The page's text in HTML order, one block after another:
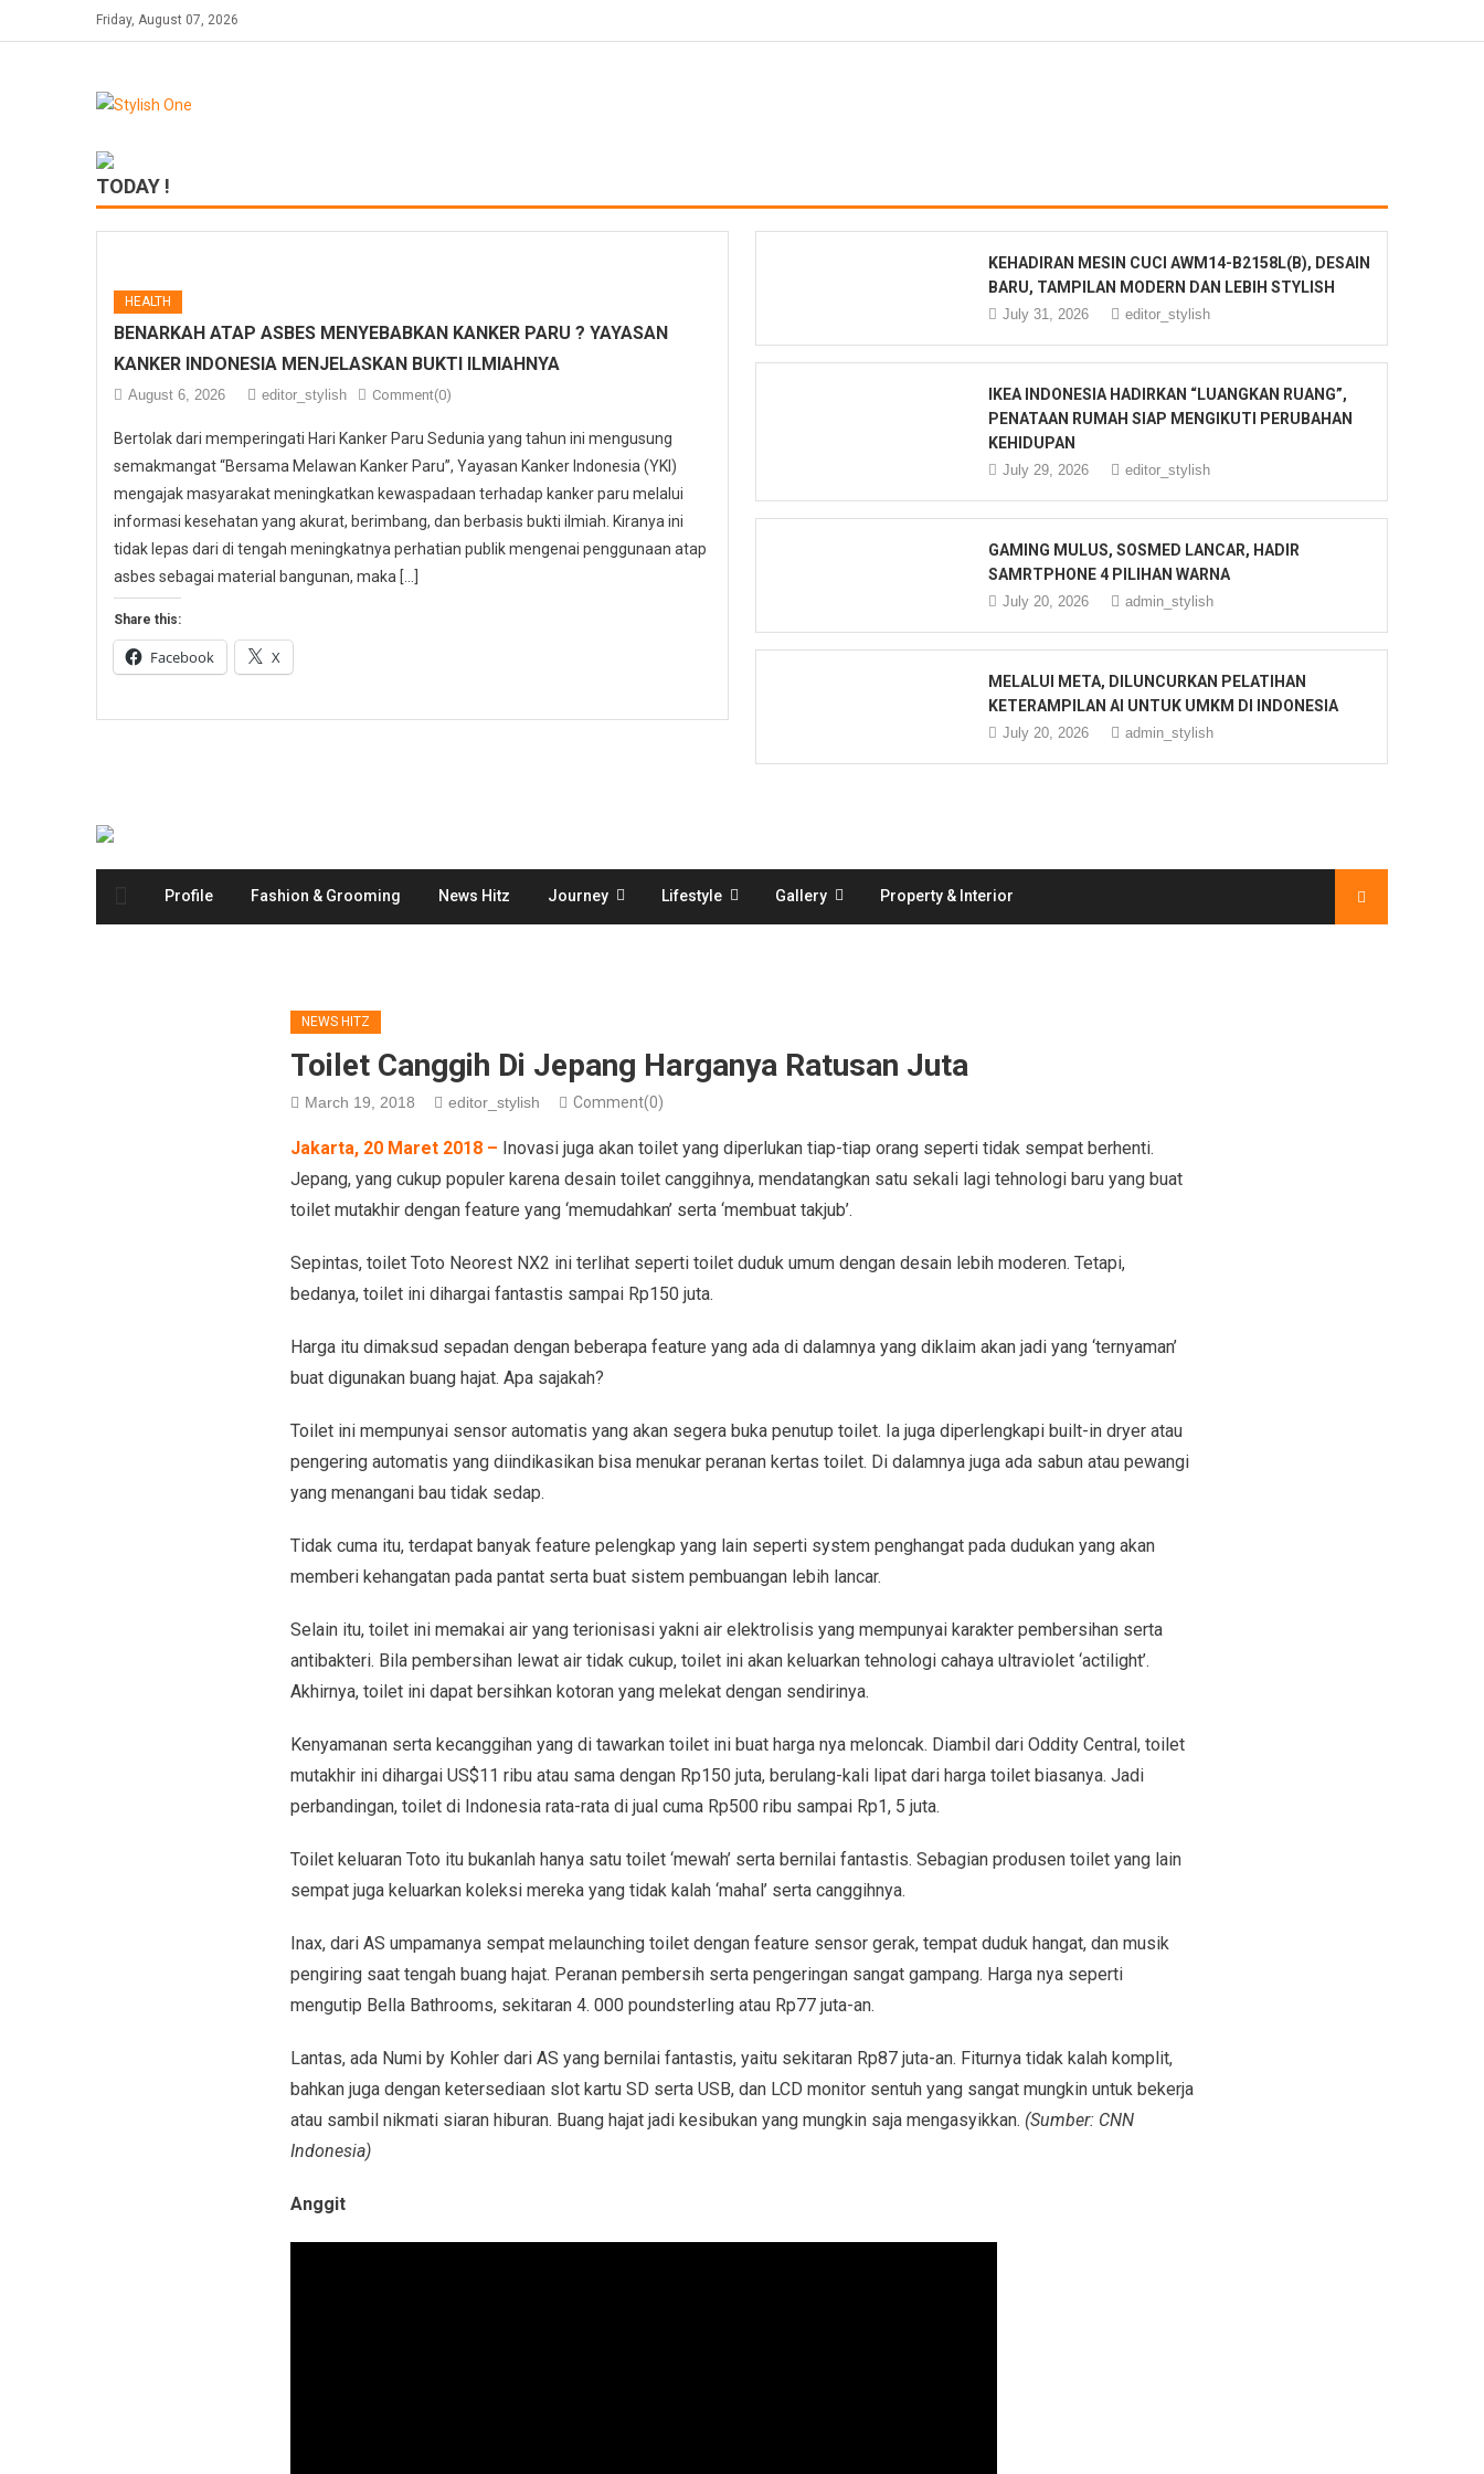
to
Friday, August 07, 2026
TODAY !
HEALTH
BENARKAH ATAP ASBES MENYEBABKAN KANKER PARU ? YAYASAN
KANKER INDONESIA MENJELASKAN BUKTI ILMIAHNYA
August 6, 2026 editor_stylish Comment(0)
Bertolak dari memperingati Hari Kanker Paru Sedunia yang tahun ini mengusung
semakmangat “Bersama Melawan Kanker Paru”, Yayasan Kanker Indonesia (YKI)
mengajak masyarakat meningkatkan kewaspadaan terhadap kanker paru melalui
informasi kesehatan yang akurat, berimbang, dan berbasis bukti ilmiah. Kiranya ini
tidak lepas dari di tengah meningkatnya perhatian publik mengenai penggunaan atap
asbes sebagai material bangunan, maka […]
Share this:
Facebook X
KEHADIRAN MESIN CUCI AWM14-B2158L(B), DESAIN
BARU, TAMPILAN MODERN DAN LEBIH STYLISH
July 31, 2026 editor_stylish
IKEA INDONESIA HADIRKAN “LUANGKAN RUANG”,
PENATAAN RUMAH SIAP MENGIKUTI PERUBAHAN
KEHIDUPAN
July 29, 2026 editor_stylish
GAMING MULUS, SOSMED LANCAR, HADIR
SAMRTPHONE 4 PILIHAN WARNA
July 20, 2026 admin_stylish
MELALUI META, DILUNCURKAN PELATIHAN
KETERAMPILAN AI UNTUK UMKM DI INDONESIA
July 20, 2026 admin_stylish
Profile Fashion & Grooming News Hitz Journey Lifestyle Gallery Property & Interior
NEWS HITZ
Toilet Canggih Di Jepang Harganya Ratusan Juta
March 19, 2018 editor_stylish Comment(0)
Jakarta, 20 Maret 2018 – Inovasi juga akan toilet yang diperlukan tiap-tiap orang seperti tidak sempat berhenti.
Jepang, yang cukup populer karena desain toilet canggihnya, mendatangkan satu sekali lagi tehnologi baru yang buat
toilet mutakhir dengan feature yang ‘memudahkan’ serta ‘membuat takjub’.
Sepintas, toilet Toto Neorest NX2 ini terlihat seperti toilet duduk umum dengan desain lebih moderen. Tetapi,
bedanya, toilet ini dihargai fantastis sampai Rp150 juta.
Harga itu dimaksud sepadan dengan beberapa feature yang ada di dalamnya yang diklaim akan jadi yang ‘ternyaman’
buat digunakan buang hajat. Apa sajakah?
Toilet ini mempunyai sensor automatis yang akan segera buka penutup toilet. Ia juga diperlengkapi built-in dryer atau
pengering automatis yang diindikasikan bisa menukar peranan kertas toilet. Di dalamnya juga ada sabun atau pewangi
yang menangani bau tidak sedap.
Tidak cuma itu, terdapat banyak feature pelengkap yang lain seperti system penghangat pada dudukan yang akan
memberi kehangatan pada pantat serta buat sistem pembuangan lebih lancar.
Selain itu, toilet ini memakai air yang terionisasi yakni air elektrolisis yang mempunyai karakter pembersihan serta
antibakteri. Bila pembersihan lewat air tidak cukup, toilet ini akan keluarkan tehnologi cahaya ultraviolet ‘actilight’.
Akhirnya, toilet ini dapat bersihkan kotoran yang melekat dengan sendirinya.
Kenyamanan serta kecanggihan yang di tawarkan toilet ini buat harga nya meloncak. Diambil dari Oddity Central, toilet
mutakhir ini dihargai US$11 ribu atau sama dengan Rp150 juta, berulang-kali lipat dari harga toilet biasanya. Jadi
perbandingan, toilet di Indonesia rata-rata di jual cuma Rp500 ribu sampai Rp1, 5 juta.
Toilet keluaran Toto itu bukanlah hanya satu toilet ‘mewah’ serta bernilai fantastis. Sebagian produsen toilet yang lain
sempat juga keluarkan koleksi mereka yang tidak kalah ‘mahal’ serta canggihnya.
Inax, dari AS umpamanya sempat melaunching toilet dengan feature sensor gerak, tempat duduk hangat, dan musik
pengiring saat tengah buang hajat. Peranan pembersih serta pengeringan sangat gampang. Harga nya seperti
mengutip Bella Bathrooms, sekitaran 4. 000 poundsterling atau Rp77 juta-an.
Lantas, ada Numi by Kohler dari AS yang bernilai fantastis, yaitu sekitaran Rp87 juta-an. Fiturnya tidak kalah komplit,
bahkan juga dengan ketersediaan slot kartu SD serta USB, dan LCD monitor sentuh yang sangat mungkin untuk bekerja
atau sambil nikmati siaran hiburan. Buang hajat jadi kesibukan yang mungkin saja mengasyikkan. (Sumber: CNN
Indonesia)
Anggit